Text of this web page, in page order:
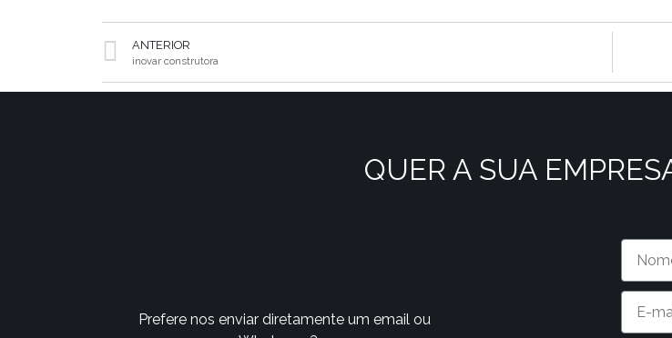
ANTERIOR
inovar construtora
QUER A SUA
Prefere nos enviar diretamente um email ou